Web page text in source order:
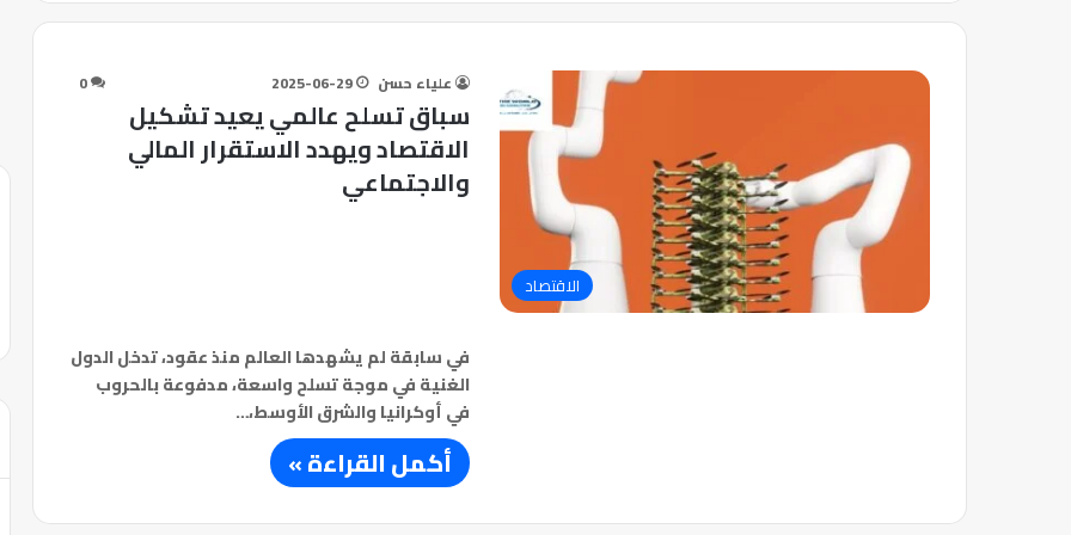
الاقتصاد
علياء حسن 2025-06-29
0
سباق تسلح عالمي يعيد تشكيل
الاقتصاد ويهدد الاستقرار المالي
والاجتماعي
في سابقة لم يشهدها العالم منذ عقود، تدخل الدول
الغنية في موجة تسلح واسعة، مدفوعة بالحروب
في أوكرانيا والشرق الأوسط،…
أكمل القراءة »